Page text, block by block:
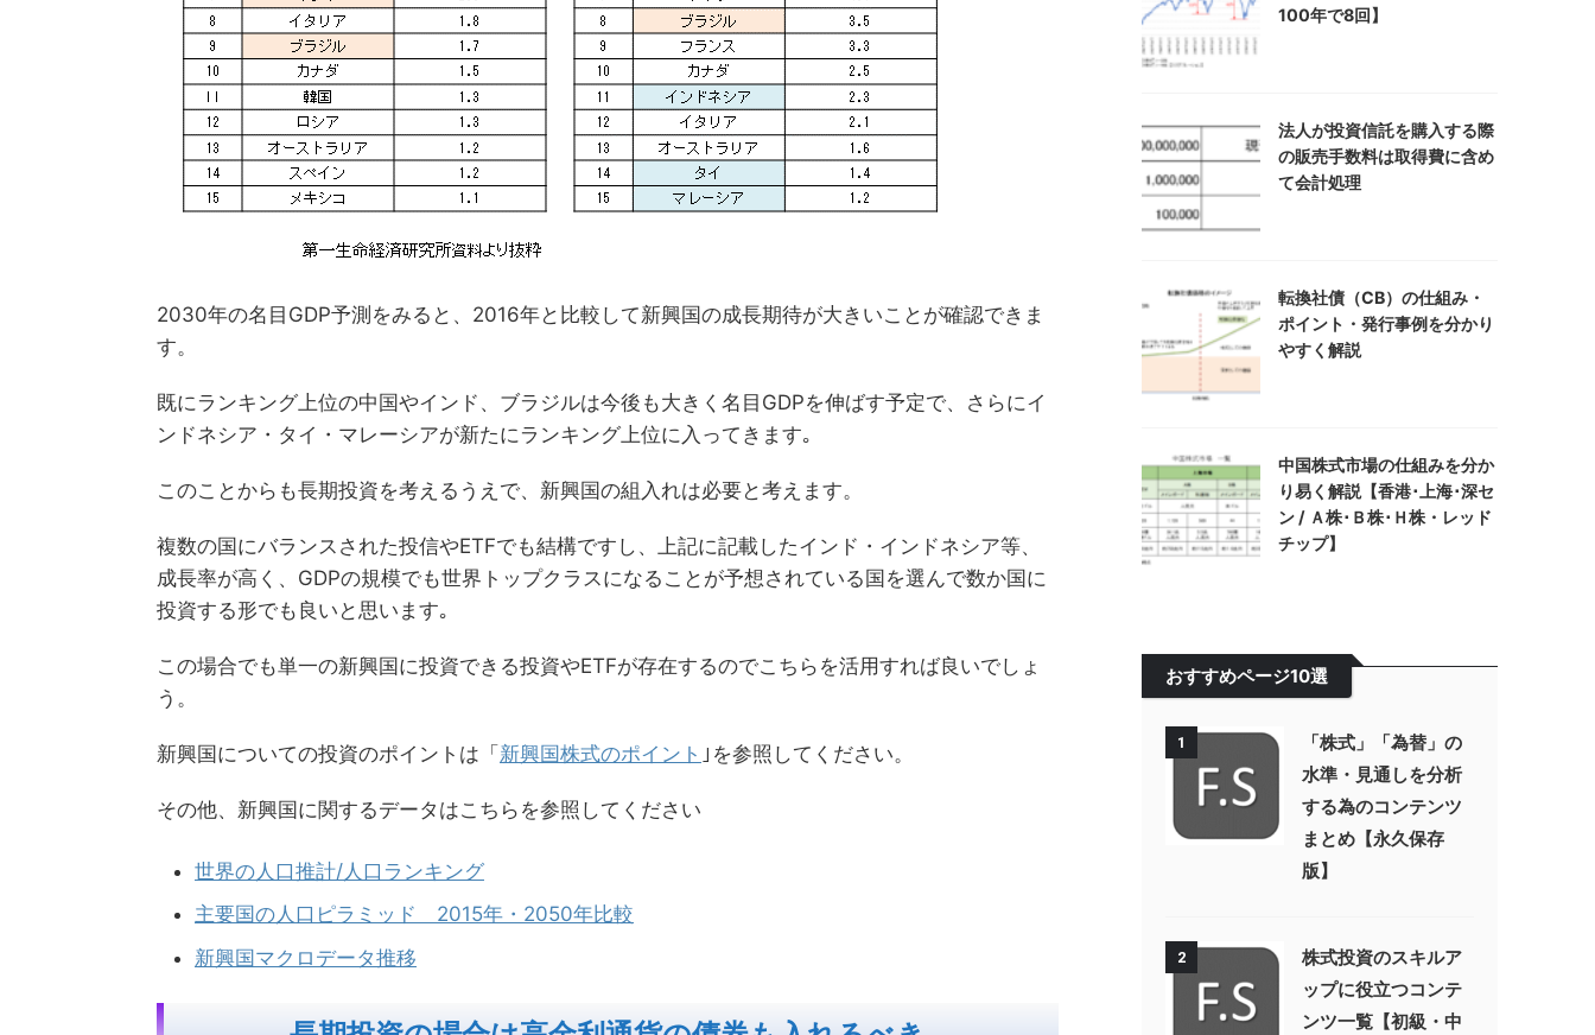
2030年の名目GDP予測をみると、2016年と比較して新興国の成長期待が大きいことが確認できま
す。
既にランキング上位の中国やインド、ブラジルは今後も大きく名目GDPを伸ばす予定で、さらにイ
ンドネシア・タイ・マレーシアが新たにランキング上位に入ってきます｡
このことからも長期投資を考えるうえで、新興国の組入れは必要と考えます。
複数の国にバランスされた投信やETFでも結構ですし、上記に記載したインド・インドネシア等、
成長率が高く、GDPの規模でも世界トップクラスになることが予想されている国を選んで数か国に
投資する形でも良いと思います｡
この場合でも単一の新興国に投資できる投資やETFが存在するのでこちらを活用すれば良いでしょ
う。
新興国についての投資のポイントは「新興国株式のポイント ｣を参照してください。
その他、新興国に関するデータはこちらを参照してください
世界の人口推計/人口ランキング
主要国の人口ピラミッド 2015年・2050年比較
新興国マクロデータ推移
100年で8回】
法人が投資信託を購入する際
の販売手数料は取得費に含め
て会計処理
転換社債（CB）の仕組み・
ポイント・発行事例を分かり
やすく解説
中国株式市場の仕組みを分か
り易く解説【香港･上海･深セ
ン / Ａ株･Ｂ株･Ｈ株・レッド
チップ】
おすすめページ10選
1
「株式」「為替」の
水準・見通しを分析
する為のコンテンツ
まとめ【永久保存
版】
2
株式投資のスキルア
ップに役立つコンテ
ンツ一覧【初級・中